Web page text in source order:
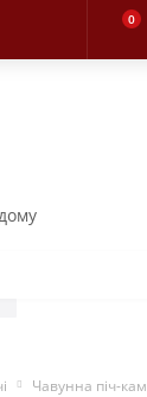
0
Чавунна піч-